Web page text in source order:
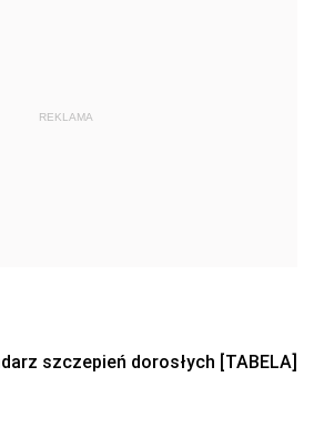
REKLAMA
szczepień dorosłych [TABELA]